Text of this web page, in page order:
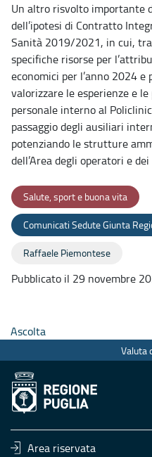
Un altro risvolto importante
dell’ipotesi di Contratto
Sanità 2019/2021, in cui,
specifiche risorse per
economici per l’anno 2024
valorizzare le esperienze e
personale interno al
passaggio degli ausiliari
potenziando le strutture
dell’Area degli operatori e
Salute, sport e buona vita
Comunicati Sedute Giunta
Raffaele Piemontese
Pubblicato il 29 novembre
Ascolta
Valuta
Area riservata